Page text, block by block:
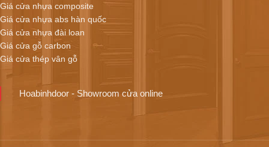
Giá cửa nhựa composite
Giá cửa nhựa abs hàn quốc
Giá cửa nhựa đài loan
Giá cửa gỗ carbon
Giá cửa thép vân gỗ
Hoabinhdoor - Showroom cửa online